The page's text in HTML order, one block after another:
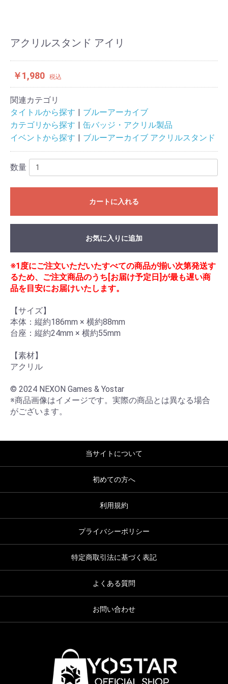
アクリルスタンド アイリ
￥1,980 税込
関連カテゴリ
タイトルから探す
ブルーアーカイブ
カテゴリから探す
缶バッジ・アクリル製品
イベントから探す
ブルーアーカイブ アクリルスタンド
数量
カートに入れる
お気に入りに追加
※1度にご注文いただいたすべての商品が揃い次第発送す
るため、ご注文商品のうち[お届け予定日]が最も遅い商
品を目安にお届けいたします。
【サイズ】
本体：縦約186mm × 横約88mm
台座：縦約24mm × 横約55mm
【素材】
アクリル
© 2024 NEXON Games & Yostar
※商品画像はイメージです。実際の商品とは異なる場合
がございます。
当サイトについて
初めての方へ
利用規約
プライバシーポリシー
特定商取引法に基づく表記
よくある質問
お問い合わせ